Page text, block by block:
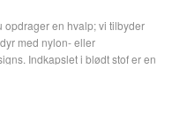
en hvalp; vi tilbyder
med nylon- eller
Indkapslet i blødt stof er en
egen smag?